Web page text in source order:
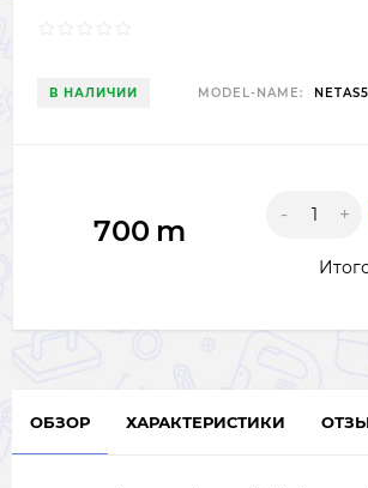
В НАЛИЧИИ MODEL-NAME:
700 m - +
ОБЗОР ХАРАКТЕРИСТИКИ